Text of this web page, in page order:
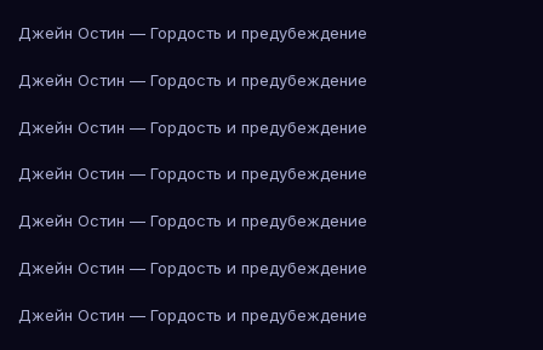
Джейн Остин — Гордость и предубеждение
Джейн Остин — Гордость и предубеждение
Джейн Остин — Гордость и предубеждение
Джейн Остин — Гордость и предубеждение
Джейн Остин — Гордость и предубеждение
Джейн Остин — Гордость и предубеждение
Джейн Остин — Гордость и предубеждение